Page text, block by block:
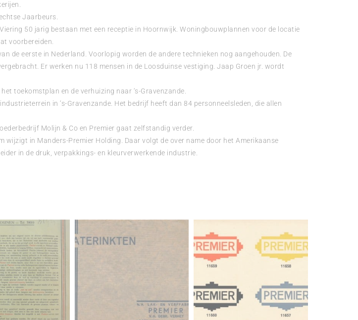
Jaarbeurs.
50 jarig bestaan met een receptie in Hoornwijk. Woningbouwplannen voor de locatie
voorbereiden.
de eerste in Nederland. Voorlopig worden de andere technieken nog aangehouden. De
Er werken nu 118 mensen in de Loosduinse vestiging. Jaap Groen jr. wordt
toekomstplan en de verhuizing naar ‘s-Gravenzande.
in ‘s-Gravenzande. Het bedrijf heeft dan 84 personneelsleden, die allen
Molijn & Co en Premier gaat zelfstandig verder.
wijzigt in Manders-Premier Holding. Daar volgt de over name door het Amerikaanse
in de druk, verpakkings- en kleurverwerkende industrie.